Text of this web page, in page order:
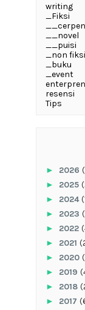
writing
_Fiksi
__cerpen
__novel
__puisi
_non fiksi
_buku
_event
resensi
Tips
► 2026
► 2025
► 2024
► 2023
► 2022
► 2021
► 2020
► 2019
► 2018
► 2017